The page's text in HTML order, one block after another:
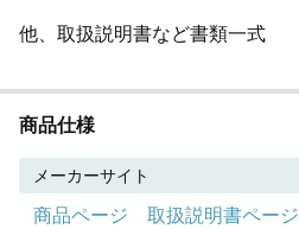
他、取扱説明書など書類一式
商品仕様
メーカーサイト
商品ページ 取扱説明書ページ